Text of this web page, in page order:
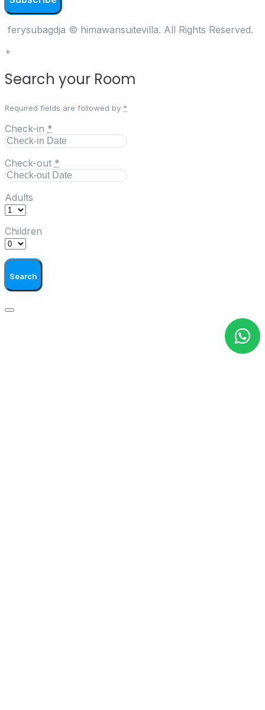
ferysubagdja © himawansuitevilla. All Rights Reserved.
+
Search your Room
Required fields are followed by *
Check-in *
Check-out *
Adults
Children
Search